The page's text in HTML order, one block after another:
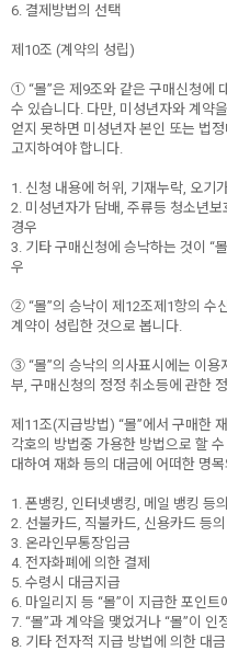
6. 결제방법의 선택
제10조 (계약의 성립)
① “몰”은 제9조와 같은 구매신청에
수 있습니다. 다만, 미성년자와 계약
얻지 못하면 미성년자 본인 또는 법
고지하여야 합니다.
1. 신청 내용에 허위, 기재누락, 오기
2. 미성년자가 담배, 주류등 청소년
경우
3. 기타 구매신청에 승낙하는 것이 “
우
② “몰”의 승낙이 제12조제1항의 수
계약이 성립한 것으로 봅니다.
③ “몰”의 승낙의 의사표시에는 이용
부, 구매신청의 정정 취소등에 관한
제11조(지급방법) “몰”에서 구매한
각호의 방법중 가용한 방법으로 할
대하여 재화 등의 대금에 어떠한 명
1. 폰뱅킹, 인터넷뱅킹, 메일 뱅킹 등
2. 선불카드, 직불카드, 신용카드 등
3. 온라인무통장입금
4. 전자화폐에 의한 결제
5. 수령시 대금지급
6. 마일리지 등 “몰”이 지급한 포인트
7. “몰”과 계약을 맺었거나 “몰”이 인
8. 기타 전자적 지급 방법에 의한 대